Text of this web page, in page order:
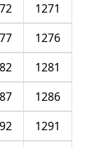
1271
1276
1281
1286
1291